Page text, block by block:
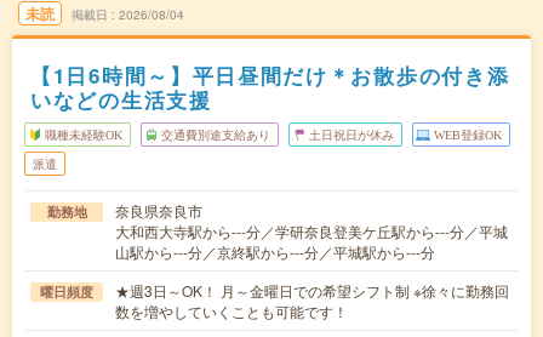
未読 掲載日 2026/08/04
【1日6時間～】平日昼間だけ＊お散歩の付き添
いなどの生活支援
職種未経験OK 交通費別途支給あり 土日祝日が休み WEB登録OK
派遣
勤務地
奈良県奈良市
大和西大寺駅から---分／学研奈良登美ケ丘駅から---分／平城
山駅から---分／京終駅から---分／平城駅から---分
曜日頻度
★週3日～OK！ 月～金曜日での希望シフト制 ※徐々に勤務回
数を増やしていくことも可能です！